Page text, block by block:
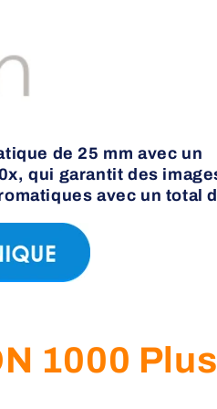
de 25 mm avec un
qui garantit des
avec un total
1000 Plus